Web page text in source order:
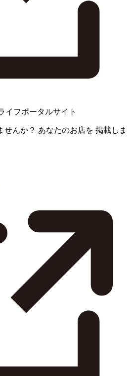
イフポータルサイト
せんか？ あなたのお店を 掲載しま